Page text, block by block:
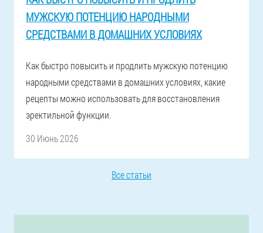
МУЖСКУЮ ПОТЕНЦИЮ НАРОДНЫМИ
СРЕДСТВАМИ В ДОМАШНИХ УСЛОВИЯХ
Как быстро повысить и продлить мужскую потенцию
народными средствами в домашних условиях, какие
рецепты можно использовать для восстановления
эректильной функции.
30 Июнь 2026
Все статьи